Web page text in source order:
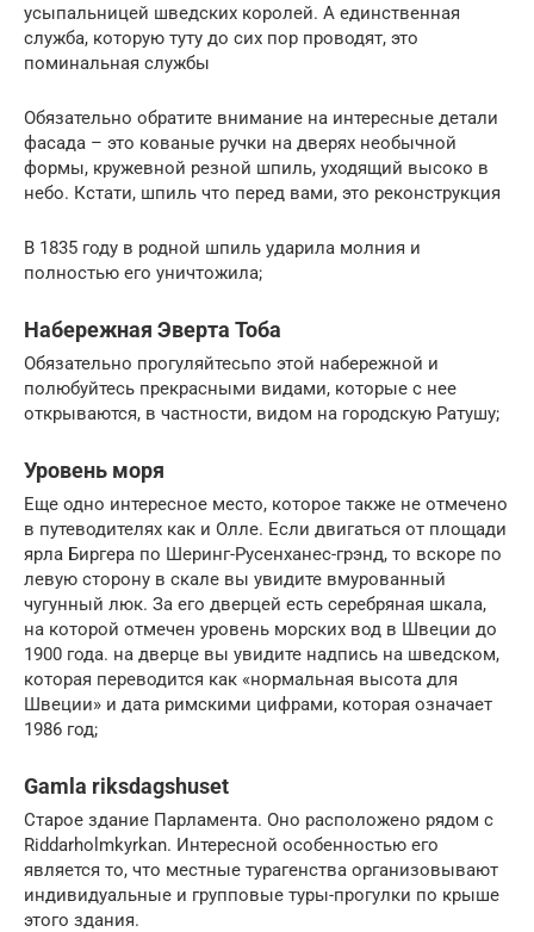
усыпальницей шведских королей. А единственная
служба, которую туту до сих пор проводят, это
поминальная службы
Обязательно обратите внимание на интересные детали
фасада – это кованые ручки на дверях необычной
формы, кружевной резной шпиль, уходящий высоко в
небо. Кстати, шпиль что перед вами, это реконструкция
В 1835 году в родной шпиль ударила молния и
полностью его уничтожила;
Набережная Эверта Тоба
Обязательно прогуляйтесьпо этой набережной и
полюбуйтесь прекрасными видами, которые с нее
открываются, в частности, видом на городскую Ратушу;
Уровень моря
Еще одно интересное место, которое также не отмечено
в путеводителях как и Олле. Если двигаться от площади
ярла Биргера по Шеринг-Русенханес-грэнд, то вскоре по
левую сторону в скале вы увидите вмурованный
чугунный люк. За его дверцей есть серебряная шкала,
на которой отмечен уровень морских вод в Швеции до
1900 года. на дверце вы увидите надпись на шведском,
которая переводится как «нормальная высота для
Швеции» и дата римскими цифрами, которая означает
1986 год;
Gamla riksdagshuset
Старое здание Парламента. Оно расположено рядом с
Riddarholmkyrkan. Интересной особенностью его
является то, что местные турагенства организовывают
индивидуальные и групповые туры-прогулки по крыше
этого здания.